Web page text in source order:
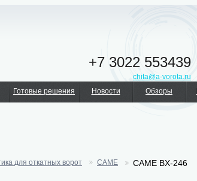
+7 3022 553439
chita@a-vorota.ru
Готовые решения Новости Обзоры
для откатных ворот CAME CAME BX-246